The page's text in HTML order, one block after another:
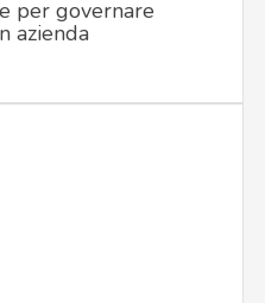
per governare
azienda